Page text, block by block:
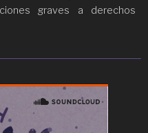
graves a derechos